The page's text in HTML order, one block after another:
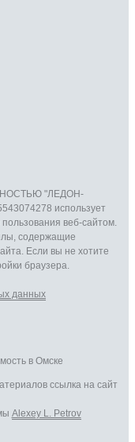
"ЛЕДОН-
использует
веб-сайтом.
содержащие
Если вы не хотите
браузера.
данныx
в Омске
ссылка на сайт
Alexey L. Petrov